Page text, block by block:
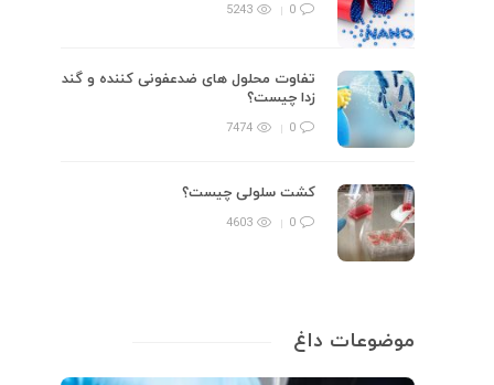
0
5243
تفاوت محلول های ضدعفونی کننده و گند
زدا چیست؟
0
7474
کشت سلولی چیست؟
0
4603
موضوعات داغ